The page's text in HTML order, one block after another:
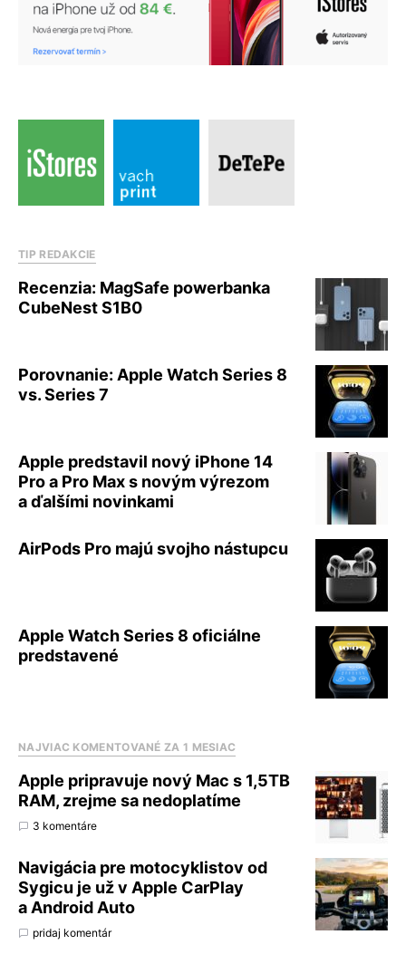
TIP REDAKCIE
Recenzia: MagSafe powerbanka
CubeNest S1B0
Porovnanie: Apple Watch Series 8
vs. Series 7
Apple predstavil nový iPhone 14
Pro a Pro Max s novým výrezom
a ďalšími novinkami
AirPods Pro majú svojho nástupcu
Apple Watch Series 8 oficiálne
predstavené
NAJVIAC KOMENTOVANÉ ZA 1 MESIAC
Apple pripravuje nový Mac s 1,5TB
RAM, zrejme sa nedoplatíme
3 komentáre
Navigácia pre motocyklistov od
Sygicu je už v Apple CarPlay
a Android Auto
pridaj komentár